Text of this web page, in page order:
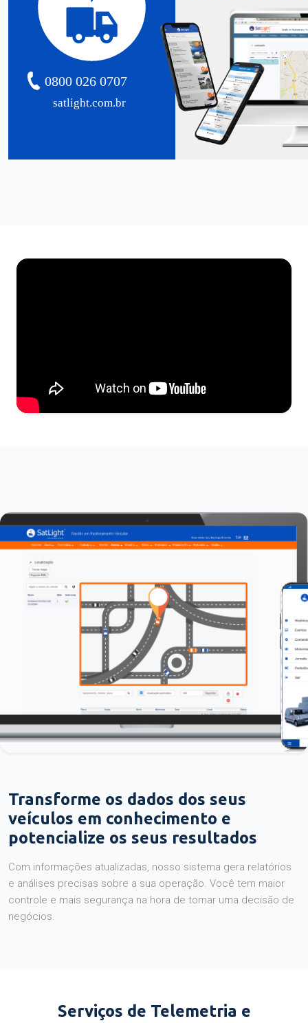
satlight.com.br
0800 026 0707
Transforme os dados dos seus
veículos em conhecimento e
potencialize os seus resultados
Com informações atualizadas, nosso sistema gera relatórios
e análises precisas sobre a sua operação. Você tem maior
controle e mais segurança na hora de tomar uma decisão de
negócios.
Serviços de Telemetria e